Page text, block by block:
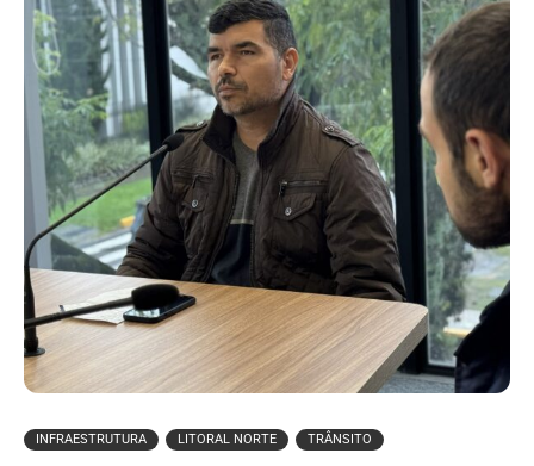
INFRAESTRUTURA LITORAL NORTE TRÂNSITO